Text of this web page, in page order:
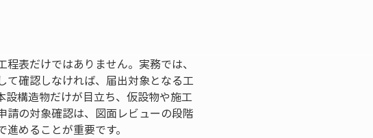
表だけではありません。実務では、
て確認しなければ、届出対象となる工
構造物だけが目立ち、仮設物や施工
請の対象確認は、図面レビューの段階
めることが重要です。